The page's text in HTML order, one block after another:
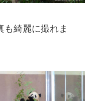
も綺麗に撮れま